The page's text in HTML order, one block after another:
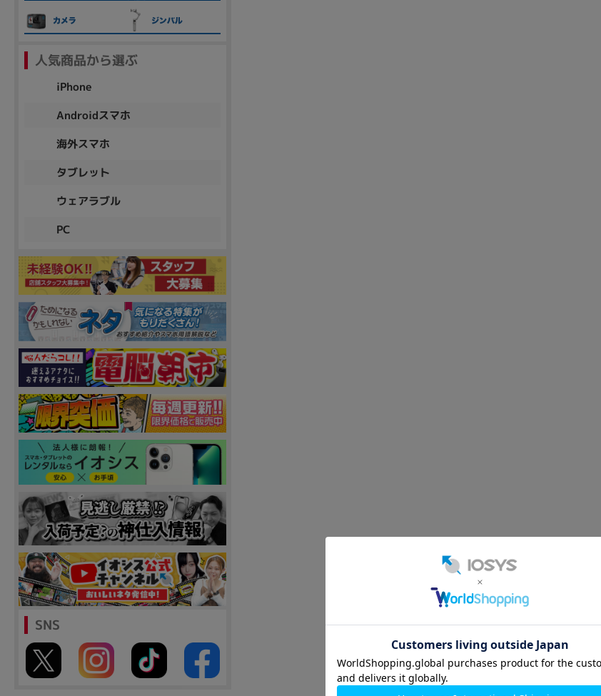
人気商品から選ぶ
iPhone
Androidスマホ
海外スマホ
タブレット
ウェアラブル
PC
SNS
各項目のチェックボックスは「or検索」となります。